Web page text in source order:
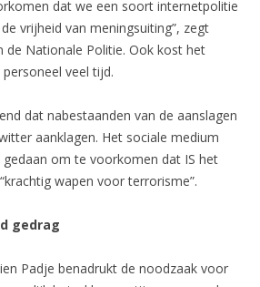
dat we een soort internetpolitie
vrijheid van meningsuiting”, zegt
de Nationale Politie. Ook kost het
veel tijd.
dat nabestaanden van de aanslagen
aanklagen. Het sociale medium
om te voorkomen dat IS het
wapen voor terrorisme”.
gedrag
Padje benadrukt de noodzaak voor